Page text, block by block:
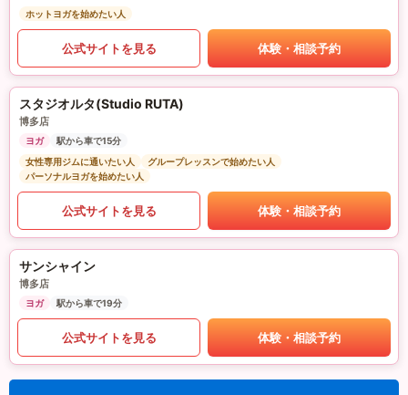
ホットヨガを始めたい人
公式サイトを見る 体験・相談予約
スタジオルタ(Studio RUTA)
博多店
ヨガ
駅から車で15分
女性専用ジムに通いたい人
グループレッスンで始めたい人
パーソナルヨガを始めたい人
公式サイトを見る 体験・相談予約
サンシャイン
博多店
ヨガ 駅から車で19分
公式サイトを見る 体験・相談予約